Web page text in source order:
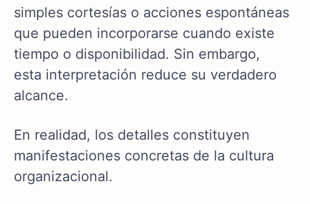
simples cortesías o acciones espontáneas
que pueden incorporarse cuando existe
tiempo o disponibilidad. Sin embargo,
esta interpretación reduce su verdadero
alcance.
En realidad, los detalles constituyen
manifestaciones concretas de la cultura
organizacional.